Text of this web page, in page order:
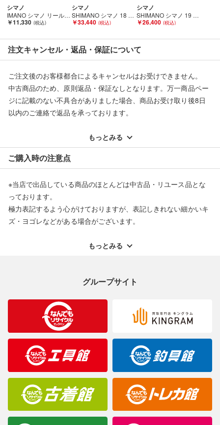
シマノ
IMANO シマノ リール スピニングリール ナスキー2500 Cランク
￥11,330
シマノ
SHIMANO シマノ 18 アンタレス DC MD XG 右 03874 Bランク
￥33,440
シマノ
SHIMANO シマノ 19 バルケッタプレミアム 150DHXG 04011 Bランク
￥26,400
注文キャンセル・返品・保証について
ご注文後のお客様都合によるキャンセルはお受けできません。
中古商品のため、原則返品・保証なしとなります。万一商品ペー
ジに記載のない不具合がありました場合、商品お受け取り後8日
以内のご連絡で返品を承っております。
配送料ともに当社負担で対応いたします。
※オンラインストアで購入頂いた商品は、店頭での返品はお受け
できません。また、商品の修理及び交換に関しては承ることがで
返品・交換について
もっとみる
ご購入時の注意点
※当店で出品している商品のほとんどは中古品・リユース品とな
っております。
極力表記するよう心がけておりますが、表記しきれない細かいキ
ズ・ヨゴレなどがある場合がございます。
ご理解くださいますようお願い申し上げます。
合がございますのでご了承ください。
※表記したカラー名は、当社が判断した名称を掲載しています。
製造元が定めたカラー名と異なることもあります。色調などご不
明なことがありましたらご購入前にお問い合わせください。
商品について
もっとみる
グループサイト